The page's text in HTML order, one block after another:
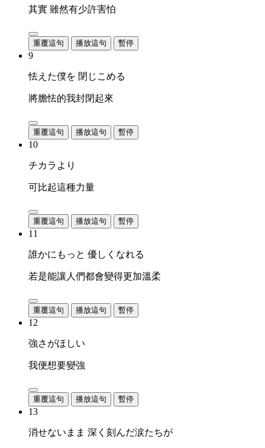
其實 雖然有少許害怕
重覆這句 播放這句 暫停
9
怯えた僕を 閉じこめる
將膽怯的我封閉起來
重覆這句 播放這句 暫停
10
チカラより
可比起這種力量
重覆這句 播放這句 暫停
11
誰かにもっと 優しくなれる
若是能讓人們都會變得更加溫柔
重覆這句 播放這句 暫停
12
強さがほしい
我便想要變強
重覆這句 播放這句 暫停
13
消せないまま 深く刻んだ涙たちが